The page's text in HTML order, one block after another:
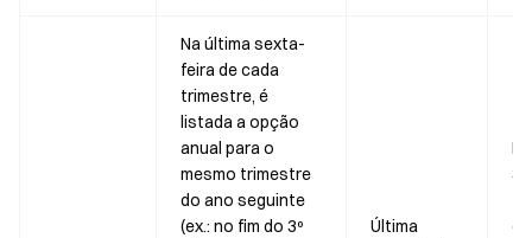
Na última sexta-
feira de cada
trimestre, é
listada a opção
anual para o
mesmo trimestre
do ano seguinte
(ex.: no fim do 3º
Última
3º